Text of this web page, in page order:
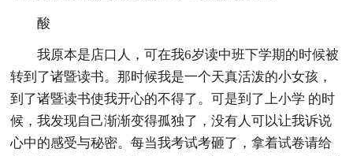
酸
我原本是店口人，可在我6岁读中班下学期的时候被
转到了诸暨读书。那时候我是一个天真活泼的小女孩，
到了诸暨读书使我开心的不得了。可是到了上小学 的时
候，我发现自己渐渐变得孤独了，没有人可以让我诉说
心中的感受与秘密。每当我考试考砸了，拿着试卷请给